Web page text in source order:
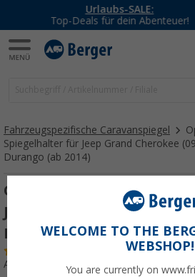
-20% auf Kleidung und
Mit dem Aktionscode
Fahrzeugspezifische Caravanspiegel
Spiegelhalter für Jeep Grand Cherokee
Durango (ab 2014)
Oppi Caravanspiegel
Jeep Grand Cherokee (09/
Dodge Durango (ab 2014)
Art.-Nr.: 288200
WELCOME TO THE
WEBSHOP!
You are currently on